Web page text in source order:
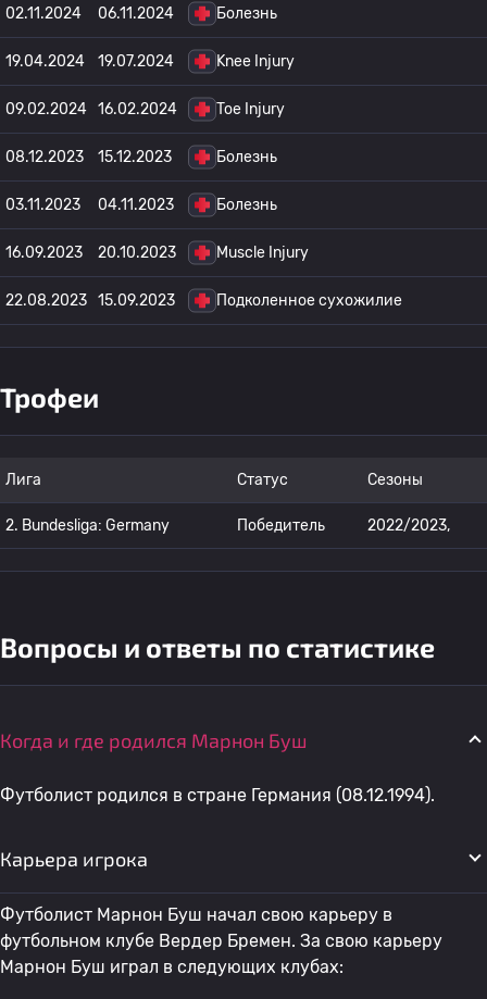
02.11.2024 06.11.2024 Болезнь
19.04.2024 19.07.2024 Knee Injury
09.02.2024 16.02.2024 Toe Injury
08.12.2023 15.12.2023 Болезнь
03.11.2023 04.11.2023 Болезнь
16.09.2023 20.10.2023 Muscle Injury
22.08.2023 15.09.2023 Подколенное сухожилие
Трофеи
Лига Статус Сезоны
2. Bundesliga: Germany Победитель 2022/2023,
Вопросы и ответы по статистике
Когда и где родился Марнон Буш
Футболист родился в стране Германия (08.12.1994).
Карьера игрока
Футболист Марнон Буш начал свою карьеру в
футбольном клубе Вердер Бремен. За свою карьеру
Марнон Буш играл в следующих клубах: